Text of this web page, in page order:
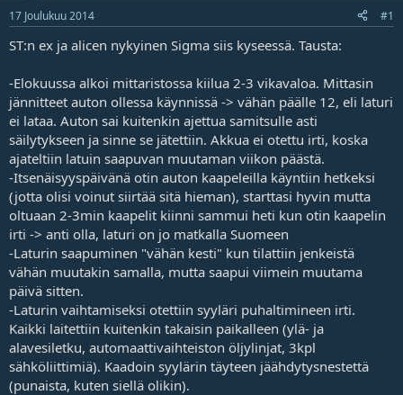
k
e
t
n
a
l
o
i
t
a
j
a
s
p
ä
ä
m
ä
ä
r
ä
17 Joulukuu 2014 #1
ST:n ex ja alicen nykyinen Sigma siis kyseessä. Tausta:
-Elokuussa alkoi mittaristossa kiilua 2-3 vikavaloa. Mittasin
jännitteet auton ollessa käynnissä -> vähän päälle 12, eli laturi
ei lataa. Auton sai kuitenkin ajettua samitsulle asti
säilytykseen ja sinne se jätettiin. Akkua ei otettu irti, koska
ajateltiin latuin saapuvan muutaman viikon päästä.
-Itsenäisyyspäivänä otin auton kaapeleilla käyntiin hetkeksi
(jotta olisi voinut siirtää sitä hieman), starttasi hyvin mutta
oltuaan 2-3min kaapelit kiinni sammui heti kun otin kaapelin
irti -> anti olla, laturi on jo matkalla Suomeen
-Laturin saapuminen "vähän kesti" kun tilattiin jenkeistä
vähän muutakin samalla, mutta saapui viimein muutama
päivä sitten.
-Laturin vaihtamiseksi otettiin syyläri puhaltimineen irti.
Kaikki laitettiin kuitenkin takaisin paikalleen (ylä- ja
alavesiletku, automaattivaihteiston öljylinjat, 3kpl
sähköliittimiä). Kaadoin syylärin täyteen jäähdytysnestettä
(punaista, kuten siellä olikin).